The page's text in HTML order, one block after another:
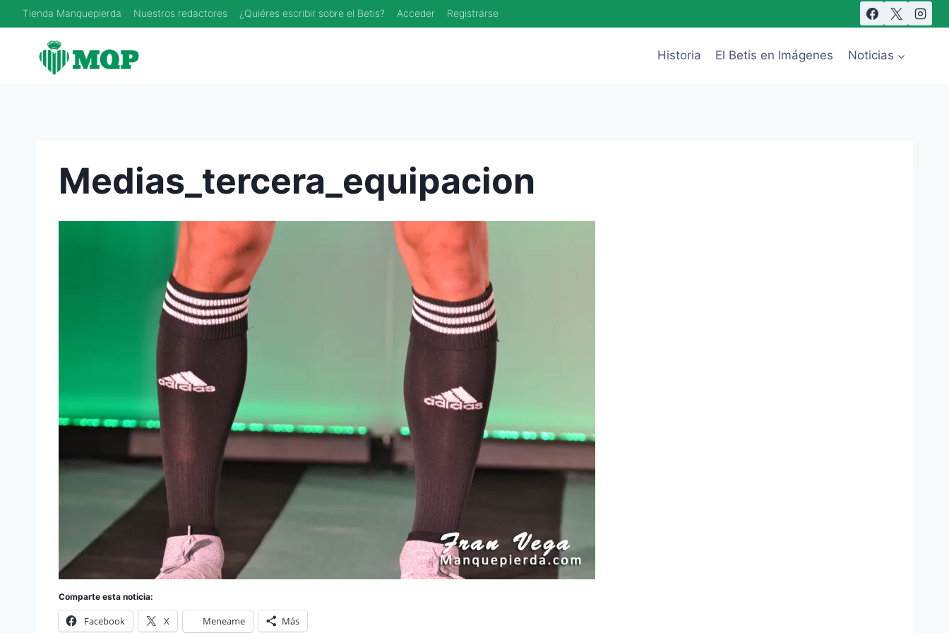
Saltar
al
contenido
Tienda Manquepierda Nuestros redactores ¿Quiéres escribir sobre el Betis? Acceder Registrarse
Historia El Betis en Imágenes Noticias
Medias_tercera_equipacion
Comparte esta noticia:
Facebook X Meneame Más